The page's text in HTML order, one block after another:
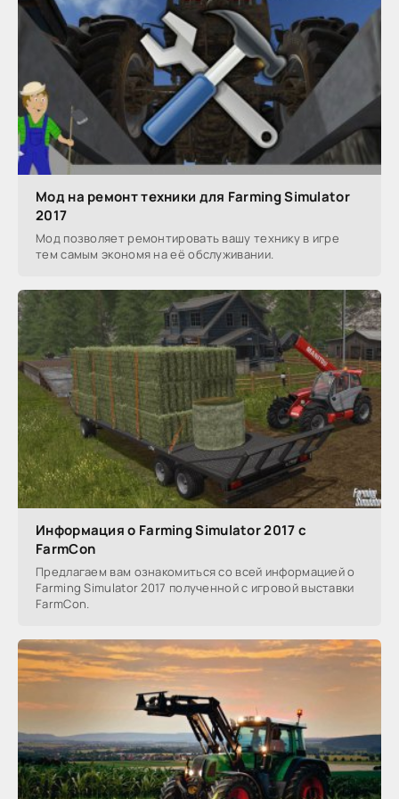
Мод на ремонт техники для Farming Simulator
2017
Мод позволяет ремонтировать вашу технику в игре
тем самым экономя на её обслуживании.
Информация о Farming Simulator 2017 с
FarmCon
Предлагаем вам ознакомиться со всей информацией о
Farming Simulator 2017 полученной с игровой выставки
FarmCon.